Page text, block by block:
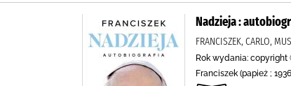
Nadzieja :
FRANCISZEK, CARLO,
Rok wydania: copyright
Franciszek (papież ;